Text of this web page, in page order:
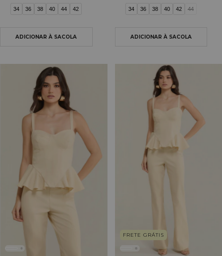
34 36 38 40 44 42 34 36 38 40 42 44
FRETE GRÁTIS